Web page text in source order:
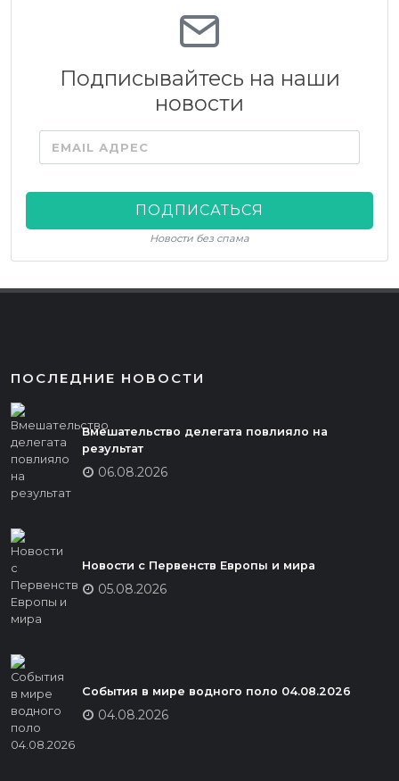
Подписывайтесь на наши
новости
EMAIL АДРЕС
ПОДПИСАТЬСЯ
Новости без спама
ПОСЛЕДНИЕ НОВОСТИ
Вмешательство делегата повлияло на
результат
06.08.2026
Новости с Первенств Европы и мира
05.08.2026
События в мире водного поло 04.08.2026
04.08.2026